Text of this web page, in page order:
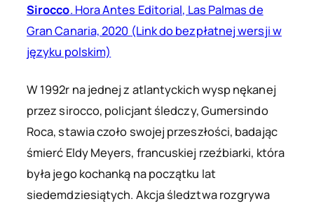
Sirocco. Hora Antes Editorial, Las Palmas de
Gran Canaria, 2020 (Link do bezpłatnej wersji w
języku polskim)
W 1992r na jednej z atlantyckich wysp nękanej
przez sirocco, policjant śledczy, Gumersindo
Roca, stawia czoło swojej przeszłości, badając
śmierć Eldy Meyers, francuskiej rzeźbiarki, która
była jego kochanką na początku lat
siedemdziesiątych. Akcja śledztwa rozgrywa